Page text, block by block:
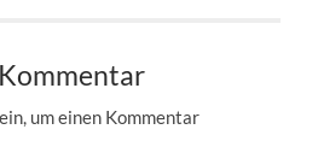
um einen Kommentar